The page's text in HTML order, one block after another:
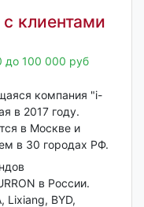
клиентами
до 100 000 руб
компания "i-
в 2017 году.
в Москве и
в 30 городах РФ.
в России.
Lixiang, BYD,